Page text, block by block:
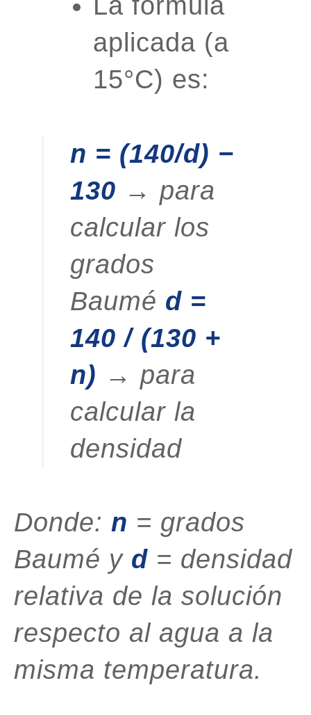
aplicada (a
15°C) es:
n = (140/d) −
130 → para
calcular los
grados
Baumé d =
140 / (130 +
n) → para
calcular la
densidad
Donde: n = grados
Baumé y d = densidad
relativa de la solución
respecto al agua a la
misma temperatura.